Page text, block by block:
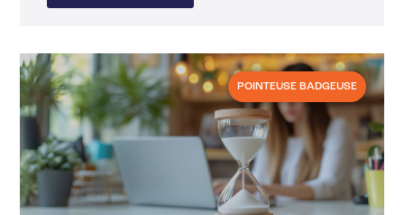
POINTEUSE BADGEUSE